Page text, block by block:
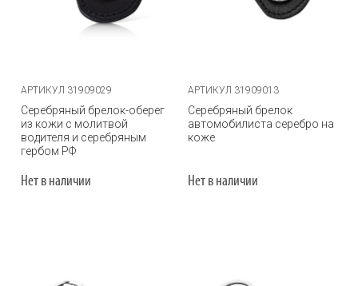
АРТИКУЛ 31909029
Серебряный брелок-оберег
из кожи с молитвой
водителя и серебряным
гербом РФ
Нет в наличии
АРТИКУЛ 31909013
Серебряный брелок
автомобилиста серебро на
коже
Нет в наличии